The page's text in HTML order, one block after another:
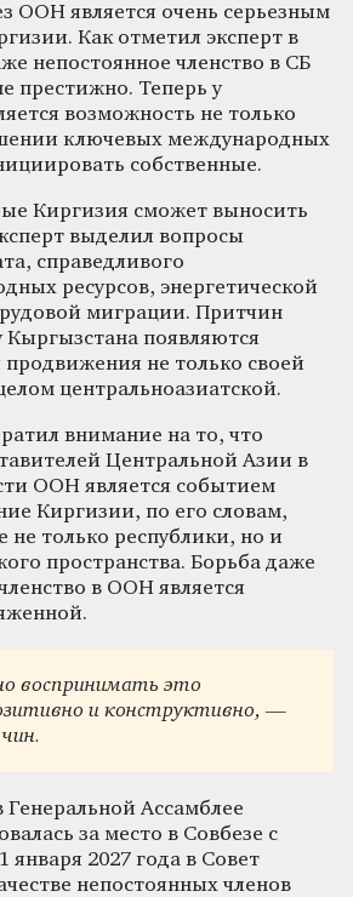
ООН является очень серьезным
Как отметил эксперт в
непостоянное членство в СБ
престижно. Теперь у
возможность не только
ключевых международных
собственные.
Киргизия сможет выносить
выделил вопросы
справедливого
ресурсов, энергетической
миграции. Притчин
Кыргызстана появляются
не только своей
центральноазиатской.
внимание на то, что
Центральной Азии в
ООН является событием
Киргизии, по его словам,
не только республики, но и
пространства. Борьба даже
в ООН является
воспринимать это
и конструктивно, —
Ассамблее
за место в Совбезе с
2027 года в Совет
непостоянных членов